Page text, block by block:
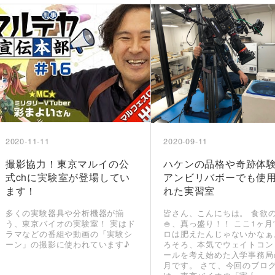
2020-11-11
撮影協力！東京マルイの公
式chに実験室が登場してい
ます！
多くの実験器具や分析機器が揃
う、東京バイオの実験室！ 実はド
ラマなどの番組や動画の「実験シ
ーン」の撮影に使われています♪
2020-09-11
ハケンの品格や奇跡体
アンビリバボーでも使
れた実習室
皆さん、こんにちは。 食欲
🍚、真っ盛り！！ ここ1ヶ
ロは肥えたんじゃないかな
ろそろ、本気でウェイトコ
ールを考え始めた入学事務
月です。 さて、今回のブロ